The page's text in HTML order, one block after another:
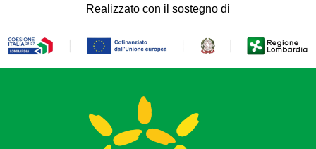
Realizzato con il sostegno di